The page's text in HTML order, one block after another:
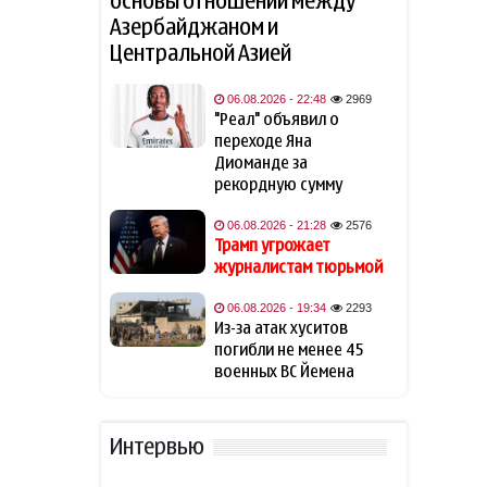
15:02
Захарова обвинила
Навроцкого в «клинической
русофобии» после фразы о
«москалях»
NTV: Турция, Саудовская
Аравия и Пакистан
объединились в военный
альянс
14:41
Навроцкий высказался о
поддержке Украины: «Там,
где бьют москаля, Польша
помогает»
Трамп: Иран хочет достичь
14:14
Трамп считает Хабиба
Азербайджаном и
Центральной Азией
06.08.2026 - 22:48 2969
"Реал" объявил о
переходе Яна
Диоманде за
рекордную сумму
06.08.2026 - 21:28 2576
Трамп угрожает
журналистам тюрьмой
06.08.2026 - 19:34 2293
Из-за атак хуситов
погибли не менее 45
военных ВС Йемена
Интервью